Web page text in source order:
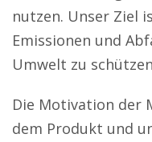
nutzen. Unser Ziel
Emissionen und
Umwelt zu
Die Motivation der
dem Produkt und